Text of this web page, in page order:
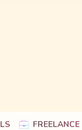
FREELANCE